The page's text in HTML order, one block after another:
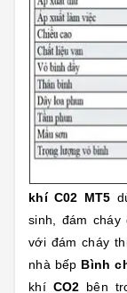
khí C02 MT5
sinh, đám
với đám cháy
nhà bếp Bình
khí CO2 bên